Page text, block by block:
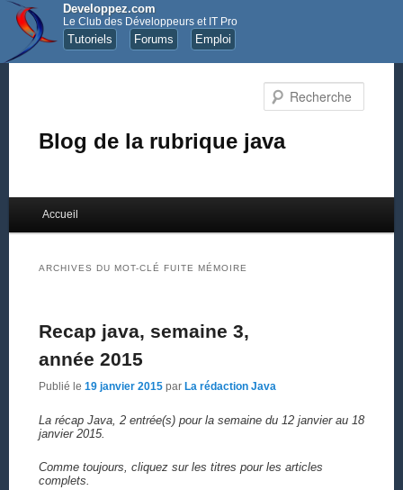
Developpez.com
Le Club des Développeurs et IT Pro
Tutoriels Forums Emploi
Blog de la rubrique java
Aller au contenu principal
Aller au contenu secondaire
Accueil
ARCHIVES DU MOT-CLÉ FUITE MÉMOIRE
Recap java, semaine 3,
année 2015
Publié le 19 janvier 2015 par La rédaction Java
La récap Java, 2 entrée(s) pour la semaine du 12 janvier au 18
janvier 2015.
Comme toujours, cliquez sur les titres pour les articles
complets.